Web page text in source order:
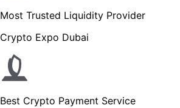
Most Trusted Liquidity Provider
Crypto Expo Dubai
Best Crypto Payment Service